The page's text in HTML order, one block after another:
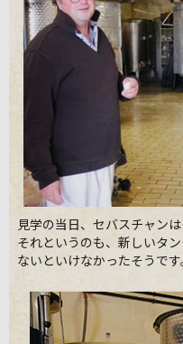
見学の当日、セバスチャン
それというのも、新しいタ
ないといけなかったそうです